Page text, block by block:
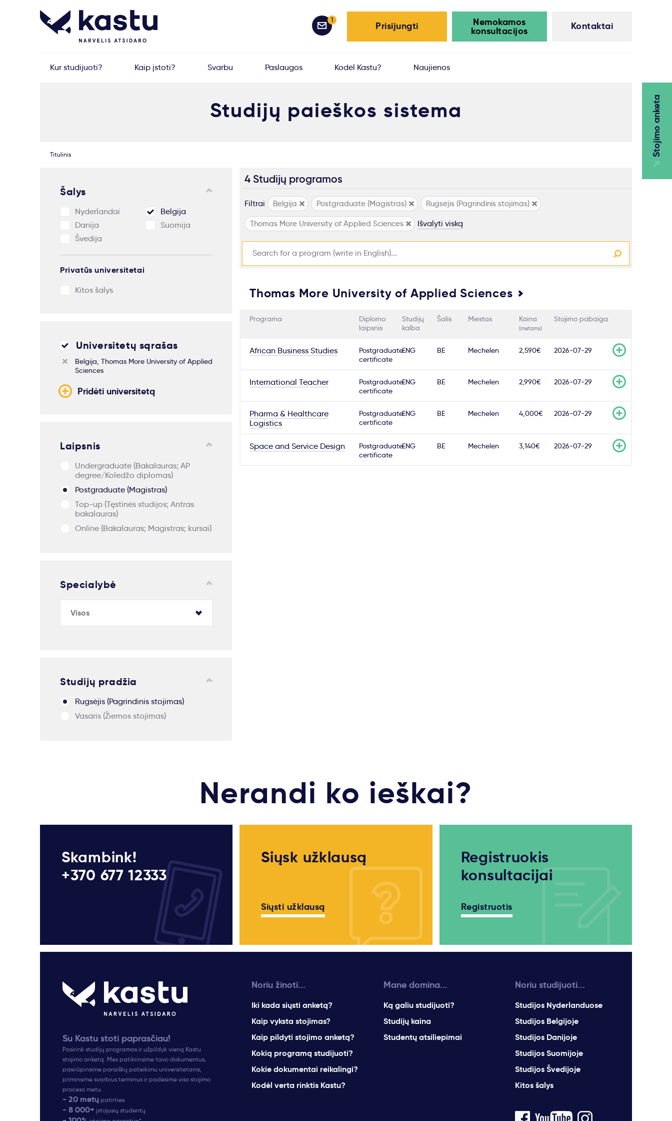
Kontaktai
Nemokamos
konsultacijos
Prisijungti
1
Stojimo anketa
Kur studijuoti? Kaip įstoti? Svarbu Paslaugos Kodėl Kastu? Naujienos
Studijų paieškos sistema
Titulinis
4 Studijų programos
Filtrai Belgija Postgraduate (Magistras) Rugsėjis (Pagrindinis stojimas)
Thomas More University of Applied Sciences Išvalyti viską
Šalys
Nyderlandai
Belgija
Danija
Suomija
Švedija
Privatūs universitetai
Kitos šalys
Universitetų sąrašas
Belgija, Thomas More University of Applied
Sciences
Pridėti universitetą
Laipsnis
Undergraduate (Bakalauras; AP
degree/Koledžo diplomas)
Postgraduate (Magistras)
Top-up (Tęstinės studijos; Antras
bakalauras)
Online (Bakalauras; Magistras; kursai)
Specialybė
Studijų pradžia
Rugsėjis (Pagrindinis stojimas)
Vasaris (Žiemos stojimas)
Thomas More University of Applied Sciences
Programa
Diplomo
laipsnis
Studijų
kalba
Šalis Miestas Kaina
(metams)
Stojimo pabaiga
African Business Studies
Postgraduate
certificate
ENG BE Mechelen 2,590€ 2026-07-29
International Teacher
Postgraduate
certificate
ENG BE Mechelen 2,990€ 2026-07-29
Pharma & Healthcare
Logistics
Postgraduate
certificate
ENG BE Mechelen 4,000€ 2026-07-29
Space and Service Design
Postgraduate
certificate
ENG BE Mechelen 3,140€ 2026-07-29
Nerandi ko ieškai?
Skambink!
+370 677 12333
Siųsk užklausą
Siųsti užklausą
Registruokis
konsultacijai
Registruotis
Su Kastu stoti paprasčiau!
Pasirink studijų programas ir užpildyk vieną Kastu
stojimo anketą. Mes patikrinsime tavo dokumentus,
pasirūpinsime paraiškų pateikimu universitetams,
priminsime svarbius terminus ir padėsime viso stojimo
proceso metu.
- 20 metų patirties
- 8 000+ įstojusių studentų
Noriu žinoti...
Iki kada siųsti anketą?
Kaip vyksta stojimas?
Kaip pildyti stojimo anketą?
Kokią programą studijuoti?
Kokie dokumentai reikalingi?
Kodėl verta rinktis Kastu?
Mane domina...
Ką galiu studijuoti?
Studijų kaina
Studentų atsiliepimai
Noriu studijuoti...
Studijos Nyderlanduose
Studijos Belgijoje
Studijos Danijoje
Studijos Suomijoje
Studijos Švedijoje
Kitos šalys